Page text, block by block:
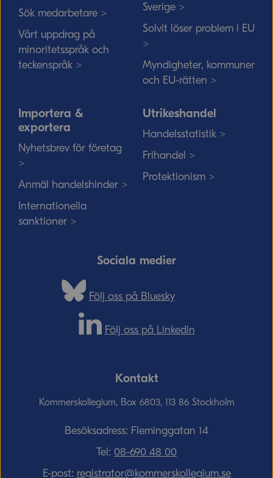
Sök medarbetare >
Vårt uppdrag på
minoritetsspråk och
teckenspråk >
Sverige >
Solvit löser problem i EU
>
Myndigheter, kommuner
och EU-rätten >
Importera &
exportera
Nyhetsbrev för företag
>
Anmäl handelshinder >
Internationella
sanktioner >
Utrikeshandel
Handelsstatistik >
Frihandel >
Protektionism >
Sociala medier
Följ oss på Bluesky
Följ oss på Linkedin
Kontakt
Kommerskollegium, Box 6803, 113 86 Stockholm
Besöksadress: Fleminggatan 14
Tel: 08-690­ 48­ 00
E-post: registrator@kommerskollegium.se